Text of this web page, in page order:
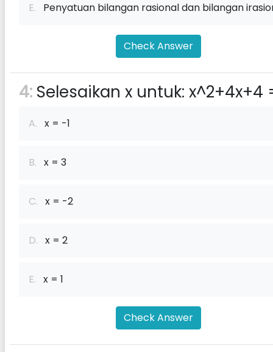
E. Penyatuan bilangan rasional dan bilangan
Check Answer
4: Selesaikan x untuk: x^2+4x+4
A. x = -1
B. x = 3
C. x = -2
D. x = 2
E. x = 1
Check Answer